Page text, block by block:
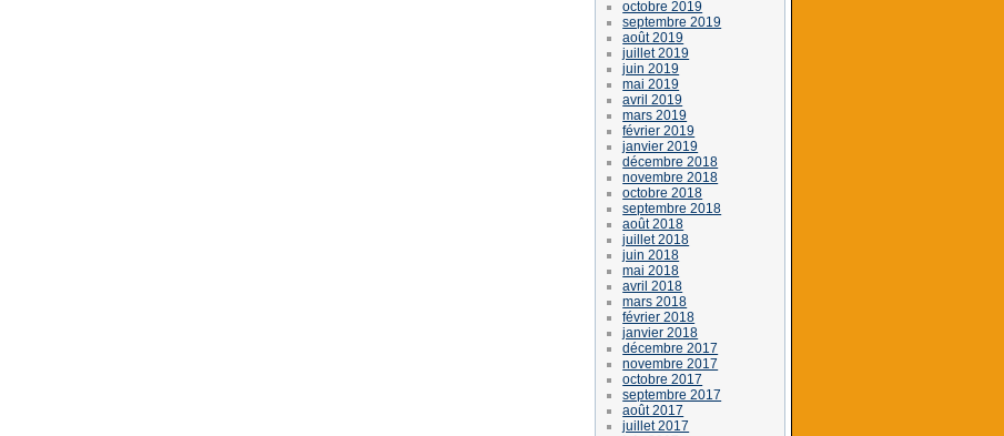
octobre 2019
septembre 2019
août 2019
juillet 2019
juin 2019
mai 2019
avril 2019
mars 2019
février 2019
janvier 2019
décembre 2018
novembre 2018
octobre 2018
septembre 2018
août 2018
juillet 2018
juin 2018
mai 2018
avril 2018
mars 2018
février 2018
janvier 2018
décembre 2017
novembre 2017
octobre 2017
septembre 2017
août 2017
juillet 2017